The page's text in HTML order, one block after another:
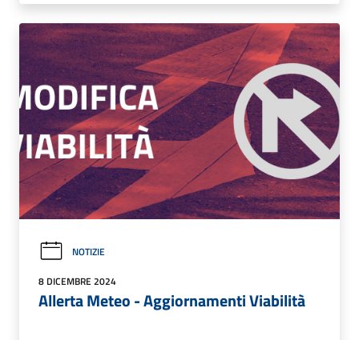
NOTIZIE
8 DICEMBRE 2024
Allerta Meteo - Aggiornamenti Viabilità